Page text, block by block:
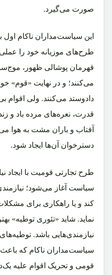
صورت می‌گیرد.
این سیاست‌مداران ناکام اول
طرح‌‌های موزیانه خود را
قهرمان‌ پوشالی ظهور،
می‌کنند؛ و در نهایت «قوم»
داد‌و‌ستد می‌کنند. ولی اقوام
قدرت، نعره‌های مرده ‌باد و
آفتاب و باران مشت به هوا
دسترخوان آن‌ها ایجاد شود.
طرح تجارتی قومیت با ایجاد
سیاست آغاز می‌شود؛
کند و یا راهکاری برای
نماید. شاید «تئوری توطیه»
نیاز‌مندی‌هایی باشد.
سیاست‌مداران ناکام که
قومی و تحریک اقوام علیه